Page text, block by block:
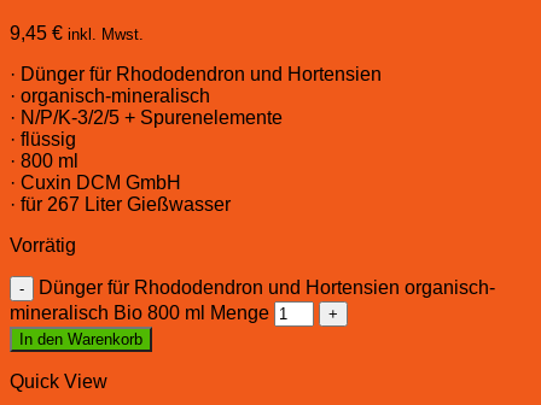
9,45 € inkl. Mwst.
· Dünger für Rhododendron und Hortensien
· organisch-mineralisch
· N/P/K-3/2/5 + Spurenelemente
· flüssig
· 800 ml
· Cuxin DCM GmbH
· für 267 Liter Gießwasser
Vorrätig
Dünger für Rhododendron und Hortensien organisch-
mineralisch Bio 800 ml Menge
In den Warenkorb
Quick View